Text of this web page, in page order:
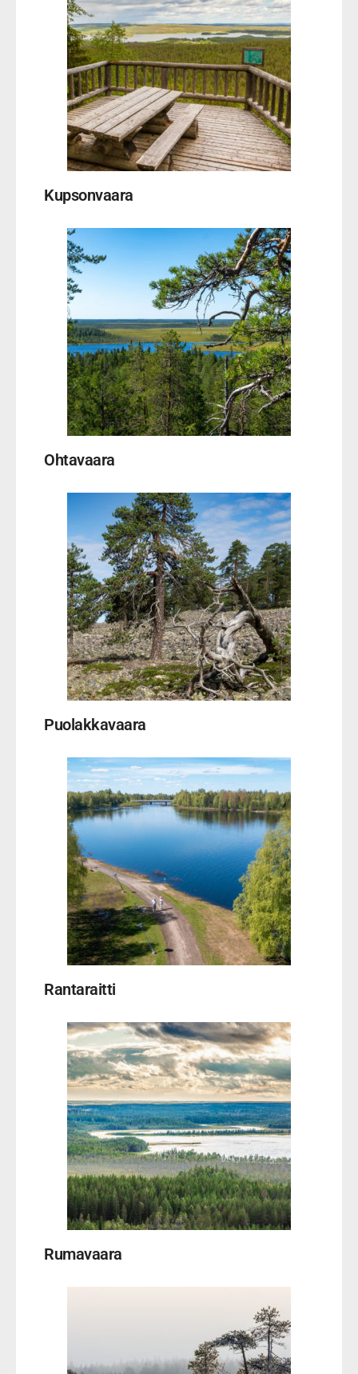
Kupsonvaara
Ohtavaara
Puolakkavaara
Rantaraitti
Rumavaara